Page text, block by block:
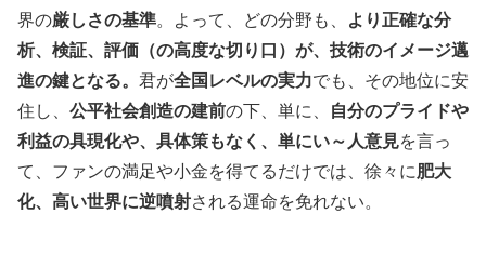
界の厳しさの基準。よって、どの分野も、
より正確な分
析、検証、評価（の高度な切り口）が、技術のイメージ邁
進の鍵となる。 君が全国レベルの実力でも、その地位に安
住し、 公平社会創造の建前の下、単に、
自分のプライドや
利益の具現化や、具体策もなく、単にい～人意見を言っ
て、ファンの満足や小金を得てるだけでは、徐々に肥大
化、高い世界に逆噴射される運命を免れない。